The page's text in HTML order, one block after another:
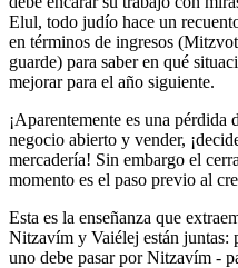
Elul, todo judío hace un
en términos de ingresos
guarde) para saber en qué
mejorar para el año siguiente.
¡Aparentemente es una
negocio abierto y vender,
mercadería! Sin embargo el
momento es el paso previo al
Esta es la enseñanza que
Nitzavím y Vaiélej están juntas:
uno debe pasar por Nitzavím -